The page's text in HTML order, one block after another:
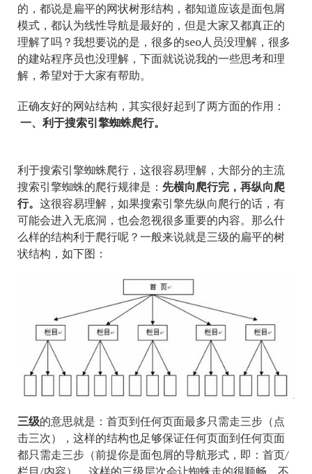
的，都说是扁平的网状树形结构，都知道应该是面包屑
模式，都认为线性导航是最好的，但是大家又都真正的
理解了吗？我想要说的是，很多的seo人员没理解，很多
的建站程序员也没理解，下面就说说我的一些思考和理
解，希望对于大家有帮助。
正确友好的网站结构，其实很好起到了两方面的作用：
一、利于搜索引擎蜘蛛爬行。
利于搜索引擎蜘蛛爬行，这很容易理解，大部分的主流
搜索引擎蜘蛛的爬行规律是： 先横向爬行完，再纵向爬
行。 这很容易理解，如果搜索引擎先纵向爬行的话，有
可能会进入无底洞，也会忽视很多重要的内容。那么什
么样的结构利于爬行呢？一般来说就是三级的扁平的树
状结构，如下图：
三级的意思就是：首页到任何页面最多只需走三步（点
击三次），这样的结构也足够保证任何页面到任何页面
都只需走三步（前提你是面包屑的导航形式，即：首页/